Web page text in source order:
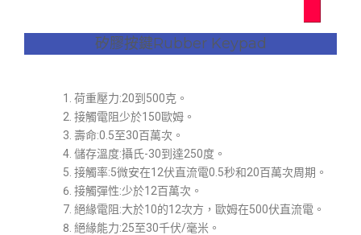
矽膠按鍵Rubber Keypad
荷重壓力:20到500克。
接觸電阻少於150歐姆。
壽命:0.5至30百萬次。
儲存溫度:攝氏-30到達250度。
接觸率:5微安在12伏直流電0.5秒和20百萬次周期。
接觸彈性:少於12百萬次。
絕緣電阻:大於10的12次方，歐姆在500伏直流電。
絕緣能力:25至30千伏/毫米。